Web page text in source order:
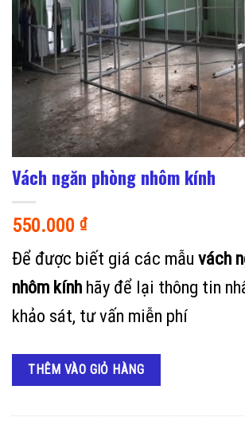
Vách ngăn phòng nhôm kính
550.000 ₫
Để được biết giá các mẫu vách
nhôm kính hãy để lại thông tin
khảo sát, tư vấn miễn phí
THÊM VÀO GIỎ HÀNG